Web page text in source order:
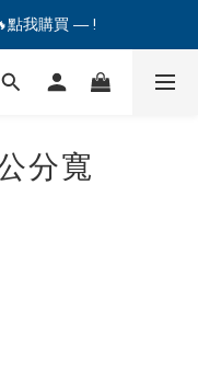
點我購買 — !
點我購買 — !
分寬